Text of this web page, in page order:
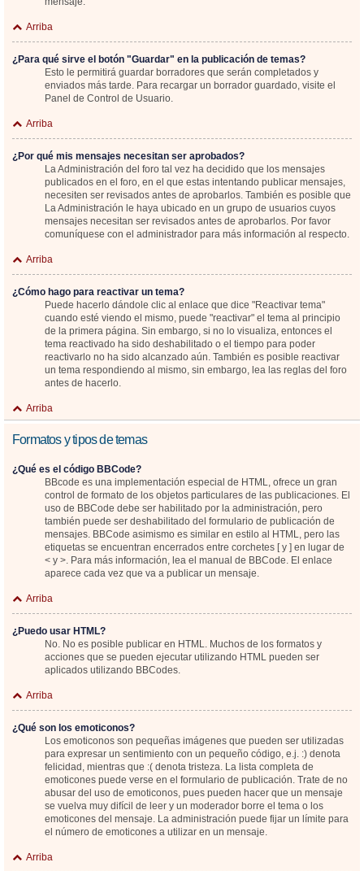
Arriba
¿Para qué sirve el botón "Guardar" en la publicación de temas?
Esto le permitirá guardar borradores que serán completados y
enviados más tarde. Para recargar un borrador guardado, visite el
Panel de Control de Usuario.
Arriba
¿Por qué mis mensajes necesitan ser aprobados?
La Administración del foro tal vez ha decidido que los mensajes
publicados en el foro, en el que estas intentando publicar mensajes,
necesiten ser revisados antes de aprobarlos. También es posible que
La Administración le haya ubicado en un grupo de usuarios cuyos
mensajes necesitan ser revisados antes de aprobarlos. Por favor
comuníquese con el administrador para más información al respecto.
Arriba
¿Cómo hago para reactivar un tema?
Puede hacerlo dándole clic al enlace que dice "Reactivar tema"
cuando esté viendo el mismo, puede "reactivar" el tema al principio
de la primera página. Sin embargo, si no lo visualiza, entonces el
tema reactivado ha sido deshabilitado o el tiempo para poder
reactivarlo no ha sido alcanzado aún. También es posible reactivar
un tema respondiendo al mismo, sin embargo, lea las reglas del foro
antes de hacerlo.
Arriba
Formatos y tipos de temas
¿Qué es el código BBCode?
BBcode es una implementación especial de HTML, ofrece un gran
control de formato de los objetos particulares de las publicaciones. El
uso de BBCode debe ser habilitado por la administración, pero
también puede ser deshabilitado del formulario de publicación de
mensajes. BBCode asimismo es similar en estilo al HTML, pero las
etiquetas se encuentran encerrados entre corchetes [ y ] en lugar de
< y >. Para más información, lea el manual de BBCode. El enlace
aparece cada vez que va a publicar un mensaje.
Arriba
¿Puedo usar HTML?
No. No es posible publicar en HTML. Muchos de los formatos y
acciones que se pueden ejecutar utilizando HTML pueden ser
aplicados utilizando BBCodes.
Arriba
¿Qué son los emoticonos?
Los emoticonos son pequeñas imágenes que pueden ser utilizadas
para expresar un sentimiento con un pequeño código, e.j. :) denota
felicidad, mientras que :( denota tristeza. La lista completa de
emoticones puede verse en el formulario de publicación. Trate de no
abusar del uso de emoticonos, pues pueden hacer que un mensaje
se vuelva muy difícil de leer y un moderador borre el tema o los
emoticones del mensaje. La administración puede fijar un límite para
el número de emoticones a utilizar en un mensaje.
Arriba